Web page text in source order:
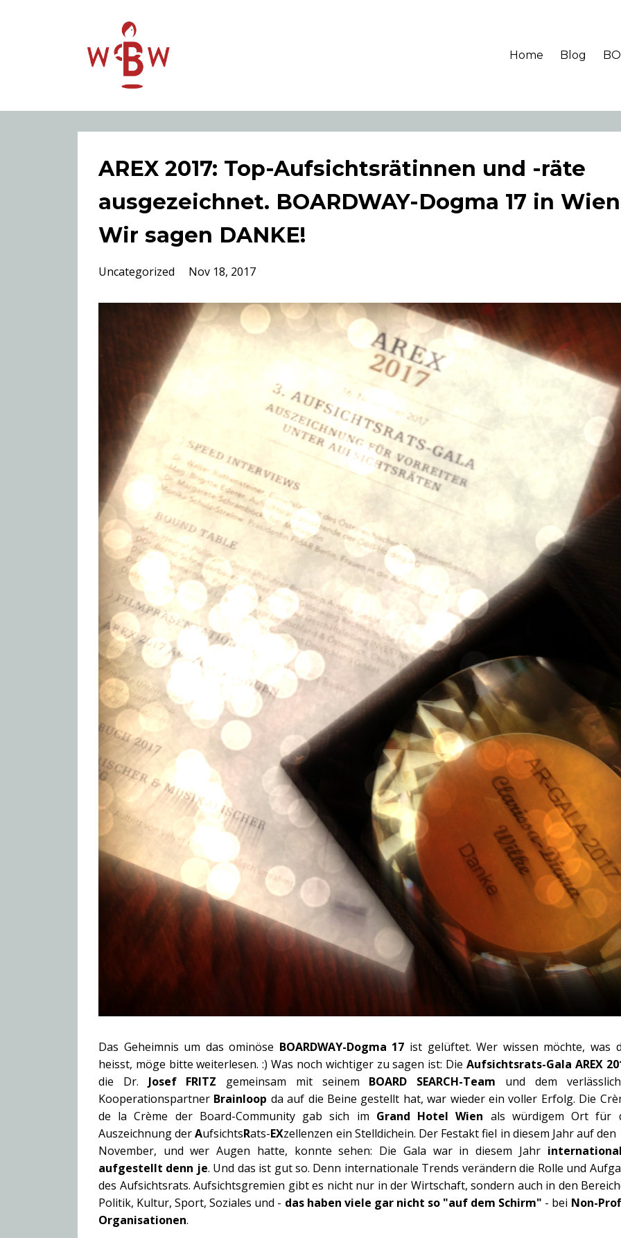
Home Blog
AREX 2017: Top-Aufsichtsrätinnen und -räte
ausgezeichnet. BOARDWAY-Dogma 17 in
Wir sagen DANKE!
Uncategorized Nov 18, 2017
Das Geheimnis um das ominöse BOARDWAY-Dogma 17 ist gelüftet. Wer wissen möchte, was
heisst, möge bitte weiterlesen. :) Was noch wichtiger zu sagen ist: Die Aufsichtsrats-Gala AREX
die Dr. Josef FRITZ gemeinsam mit seinem BOARD SEARCH-Team und dem
Kooperationspartner Brainloop da auf die Beine gestellt hat, war wieder ein voller Erfolg. Die
de la Crème der Board-Community gab sich im Grand Hotel Wien als würdigem Ort für
Auszeichnung derAufsichtsRats-EXzellenzen ein Stelldichein. Der Festakt fiel in diesem Jahr auf den
November, und wer Augen hatte, konnte sehen: Die Gala war in diesem Jahr
aufgestellt denn je. Und das ist gut so. Denn internationale Trends verändern die Rolle und
des Aufsichtsrats. Aufsichtsgremien gibt es nicht nur in der Wirtschaft, sondern auch in den
Politik, Kultur, Sport, Soziales und - das haben viele gar nicht so "auf dem Schirm" - bei Non-
Organisationen.